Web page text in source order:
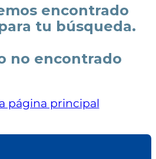
en 3 plazos sin intereses
encontrado
tu búsqueda.
página principal